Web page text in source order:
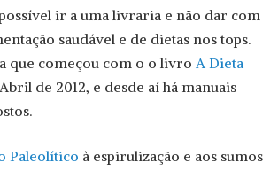
ir a uma livraria e não dar com
saudável e de dietas nos tops.
que começou com o o livro A Dieta
de 2012, e desde aí há manuais
Paleolítico à espirulização e aos sumos